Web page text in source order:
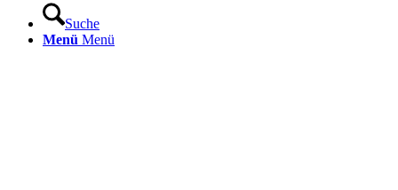
Suche
Menü Menü